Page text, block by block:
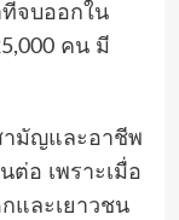
จบออกใน
คน มี
ามัญและอาชีพ
ต่อ เพราะเมื่อ
และเยาวชน